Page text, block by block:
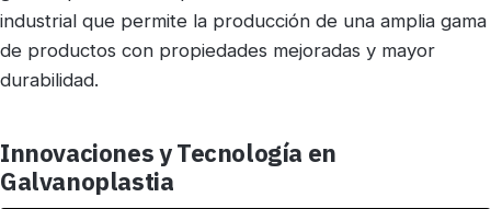
industrial que permite la producción de una amplia gama
de productos con propiedades mejoradas y mayor
durabilidad.
Innovaciones y Tecnología en
Galvanoplastia